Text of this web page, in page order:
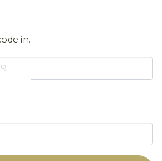
in.